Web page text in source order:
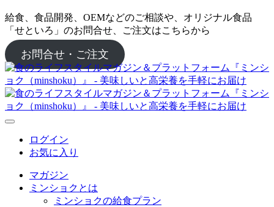
給食、食品開発、OEMなどのご相談や、オリジナル食品
「せといろ」のお問合せ、ご注文はこちらから
お問合せ・ご注文
ログイン
お気に入り
マガジン
ミンショクとは
ミンショクの給食プラン